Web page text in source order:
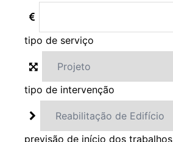
tipo de serviço
tipo de intervenção
previsão de início dos trabalhos